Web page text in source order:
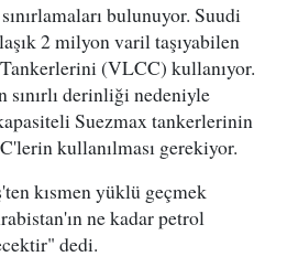
bulunuyor. Suudi
2 milyon varil taşıyabilen
(VLCC) kullanıyor.
sınırlı derinliği nedeniyle
Suezmax tankerlerinin
kullanılması gerekiyor.
kısmen yüklü geçmek
ne kadar petrol
dedi.